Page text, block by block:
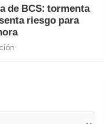
de BCS: tormenta
riesgo para